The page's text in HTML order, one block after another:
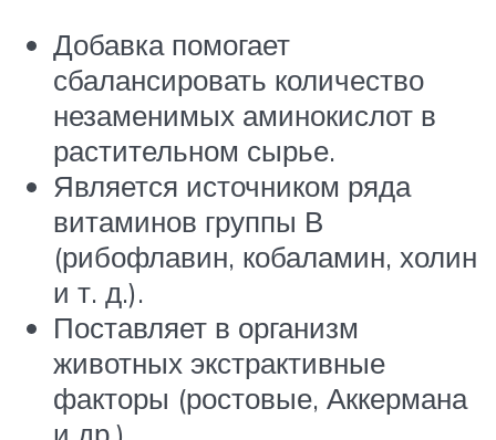
Добавка помогает
сбалансировать количество
незаменимых аминокислот в
растительном сырье.
Является источником ряда
витаминов группы В
(рибофлавин, кобаламин, холин
и т. д.).
Поставляет в организм
животных экстрактивные
факторы (ростовые, Аккермана